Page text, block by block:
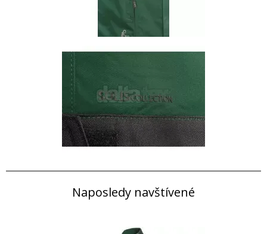
Naposledy navštívené